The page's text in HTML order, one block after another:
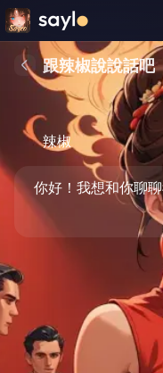
跟辣椒說說話吧
辣椒
你好！我想和你聊